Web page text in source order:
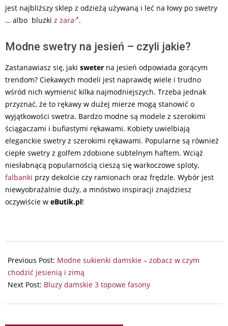
jest najbliższy sklep z odzieżą używaną i leć na łowy po swetry
… albo bluzki z zara .
Modne swetry na jesień – czyli jakie?
Zastanawiasz się, jaki sweter na jesień odpowiada gorącym
trendom? Ciekawych modeli jest naprawdę wiele i trudno
wśród nich wymienić kilka najmodniejszych. Trzeba jednak
przyznać, że to rękawy w dużej mierze mogą stanowić o
wyjątkowości swetra. Bardzo modne są modele z szerokimi
ściągaczami i bufiastymi rękawami. Kobiety uwielbiają
eleganckie swetry z szerokimi rękawami. Popularne są również
ciepłe swetry z golfem zdobione subtelnym haftem. Wciąż
niesłabnącą popularnością cieszą się warkoczowe sploty,
falbanki przy dekolcie czy ramionach oraz frędzle. Wybór jest
niewyobrażalnie duży, a mnóstwo inspiracji znajdziesz
oczywiście w eButik.pl!
10-
05
Previous Post: Modne sukienki damskie – zobacz w czym
chodzić jesienią i zimą
Next Post: Bluzy damskie 3 topowe fasony